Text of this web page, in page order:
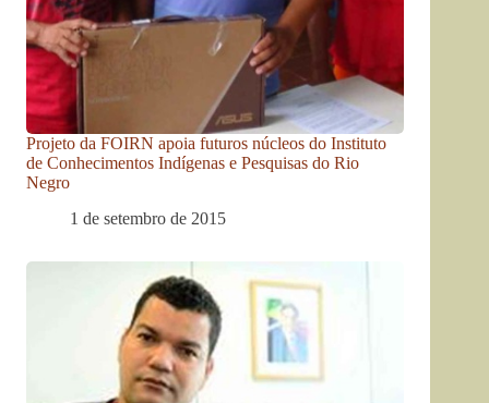
Projeto da FOIRN apoia futuros núcleos do Instituto
de Conhecimentos Indígenas e Pesquisas do Rio
Negro
1 de setembro de 2015